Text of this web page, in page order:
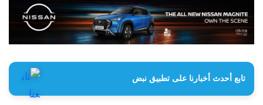
تابع أحدث أخبارنا على تطبيق نبض